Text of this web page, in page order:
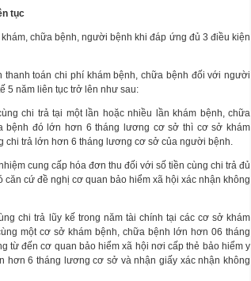
tục
chữa bệnh, người bệnh khi đáp ứng đủ 3 điều kiện
toán chi phí khám bệnh, chữa bệnh đối với người
5 năm liên tục trở lên như sau:
chi trả tại một lần hoặc nhiều lần khám bệnh, chữa
bệnh đó lớn hơn 6 tháng lương cơ sở thì cơ sở khám
chi trả lớn hơn 6 tháng lương cơ sở của người bệnh.
cung cấp hóa đơn thu đối với số tiền cùng chi trả đủ
cứ đề nghị cơ quan bảo hiểm xã hội xác nhận không
chi trả lũy kế trong năm tài chính tại các cơ sở khám
một cơ sở khám bệnh, chữa bệnh lớn hơn 06 tháng
từ đến cơ quan bảo hiểm xã hội nơi cấp thẻ bảo hiểm y
hơn 6 tháng lương cơ sở và nhận giấy xác nhận không